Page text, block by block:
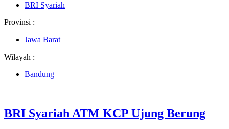
BRI Syariah
Provinsi :
Jawa Barat
Wilayah :
Bandung
BRI Syariah ATM KCP Ujung Berung